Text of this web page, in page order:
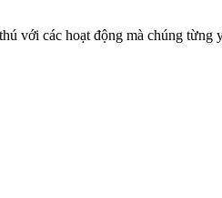
với các hoạt động mà chúng